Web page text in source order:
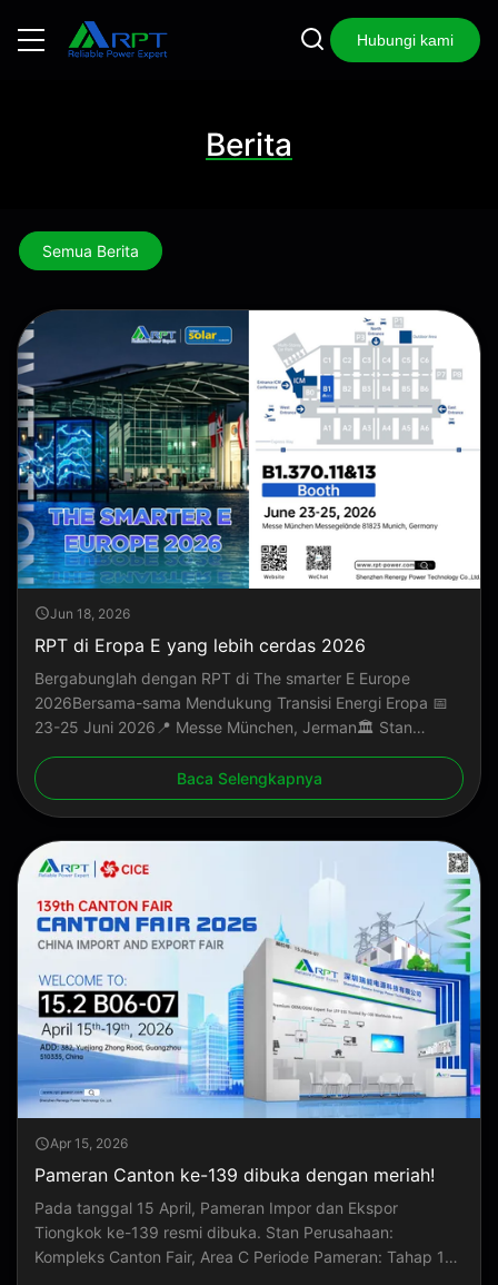
Hubungi kami
Berita
Semua Berita
Jun 18, 2026
RPT di Eropa E yang lebih cerdas 2026
Bergabunglah dengan RPT di The smarter E Europe
2026Bersama-sama Mendukung Transisi Energi Eropa 📅
23-25 ​​Juni 2026📍 Messe München, Jerman🏛️ Stan
Baca Selengkapnya
Apr 15, 2026
Pameran Canton ke-139 dibuka dengan meriah!
Pada tanggal 15 April, Pameran Impor dan Ekspor
Tiongkok ke-139 resmi dibuka. Stan Perusahaan:
Kompleks Canton Fair, Area C Periode Pameran: Tahap 1